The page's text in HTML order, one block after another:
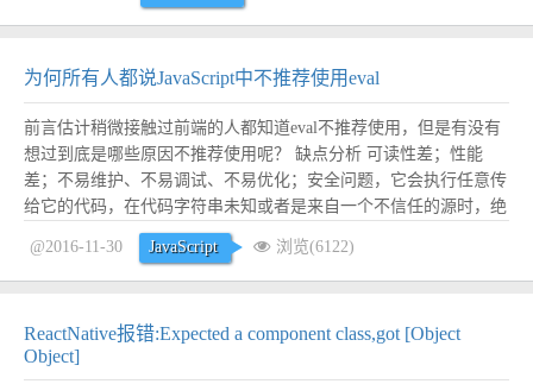
为何所有人都说JavaScript中不推荐使用eval
前言估计稍微接触过前端的人都知道eval不推荐使用，但是有没有
想过到底是哪些原因不推荐使用呢？ 缺点分析 可读性差；性能
差；不易维护、不易调试、不易优化；安全问题，它会执行任意传
给它的代码，在代码字符串未知或者是来自一个不信任的源时，绝
对不要使用 eval，比如说稍不注意容易引起XSS攻击；作用域问
题； 当然性能差是相对的，现代浏览器中其实eval的性能很多时候
还是比较好的，比如eval一个...阅读全文
@2016-11-30 JavaScript 浏览(6122)
ReactNative报错:Expected a component class,got [Object
Object]